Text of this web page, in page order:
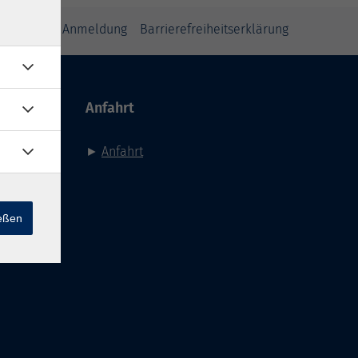
zur Anmeldung Barrierefreiheitserklärung
Anfahrt
► Anfahrt